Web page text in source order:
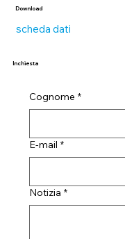
Download
scheda dati
Inchiesta
Cognome *
E-mail *
Notizia *